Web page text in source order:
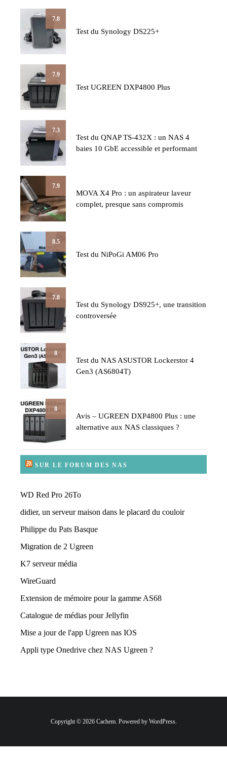
7.8
Test du Synology DS225+
7.9
Test UGREEN DXP4800 Plus
7.3
Test du QNAP TS-432X : un NAS 4
baies 10 GbE accessible et performant
7.9
MOVA X4 Pro : un aspirateur laveur
complet, presque sans compromis
8.5
Test du NiPoGi AM06 Pro
7.8
Test du Synology DS925+, une transition
controversée
8
Test du NAS ASUSTOR Lockerstor 4
Gen3 (AS6804T)
8
Avis – UGREEN DXP4800 Plus : une
alternative aux NAS classiques ?
SUR LE FORUM DES NAS
WD Red Pro 26To
didier, un serveur maison dans le placard du couloir
Philippe du Pats Basque
Migration de 2 Ugreen
K7 serveur média
WireGuard
Extension de mémoire pour la gamme AS68
Catalogue de médias pour Jellyfin
Mise a jour de l'app Ugreen nas IOS
Appli type Onedrive chez NAS Ugreen ?
Copyright © 2026 Cachem. Powered by WordPress.